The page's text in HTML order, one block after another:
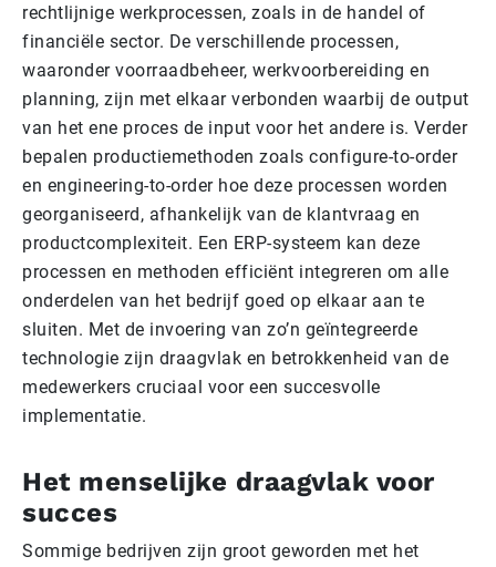
rechtlijnige werkprocessen, zoals in de handel of
financiële sector. De verschillende processen,
waaronder voorraadbeheer, werkvoorbereiding en
planning, zijn met elkaar verbonden waarbij de output
van het ene proces de input voor het andere is. Verder
bepalen productiemethoden zoals configure-to-order
en engineering-to-order hoe deze processen worden
georganiseerd, afhankelijk van de klantvraag en
productcomplexiteit. Een ERP-systeem kan deze
processen en methoden efficiënt integreren om alle
onderdelen van het bedrijf goed op elkaar aan te
sluiten. Met de invoering van zo’n geïntegreerde
technologie zijn draagvlak en betrokkenheid van de
medewerkers cruciaal voor een succesvolle
implementatie.
Het menselijke draagvlak voor
succes
Sommige bedrijven zijn groot geworden met het